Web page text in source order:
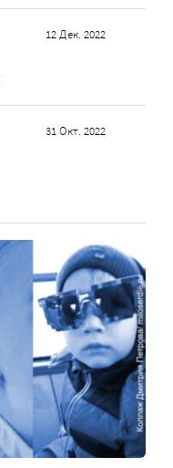
12 Дек. 2022
31 Окт. 2022